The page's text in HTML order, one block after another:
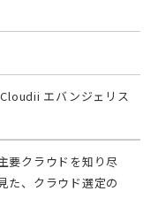
エバンジェリス
要クラウドを知り尽
た、クラウド選定の